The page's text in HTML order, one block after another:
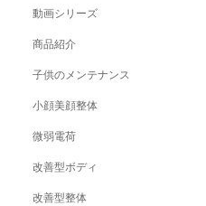
動画シリーズ
商品紹介
子供のメンテナンス
小顔美顔整体
微弱電荷
改善型ボディ
改善型整体